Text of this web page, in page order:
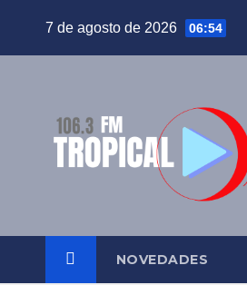
7 de agosto de 2026 06:54
NOVEDADES